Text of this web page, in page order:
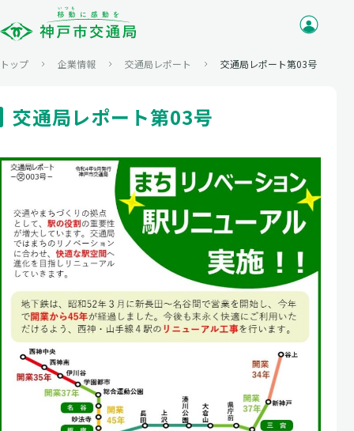
トップ 企業情報 交通局レポート 交通局レポート第03号
交通局レポート第03号